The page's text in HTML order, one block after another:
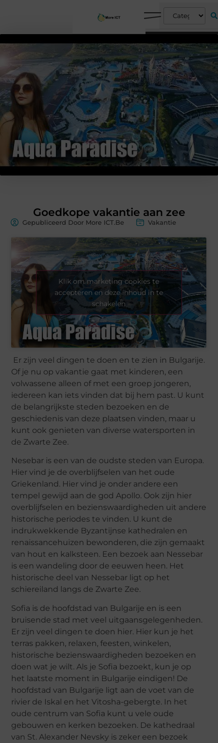
Goedkope vakantie aan zee
Gepubliceerd Door More ICT.Be Vakantie
Klik om marketing cookies te
accepteren en deze inhoud in te
schakelen
Er zijn veel dingen te doen en te zien in Bulgarije.
Of je nu op vakantie gaat met kinderen, een
volwassene alleen of met een groep jongeren,
iedereen kan iets vinden dat bij hem past. U kunt
de belangrijkste steden bezoeken en de
geschiedenis van deze plaatsen vinden, maar u
kunt ook genieten van diverse watersporten in
de Zwarte Zee.
Nesebar is een van de oudste steden van Europa.
Hier vind je de overblijfselen van het oude
Griekenland. Hier vind je onder andere een
tempel gewijd aan de god Apollo. Ook zijn hier
overblijfselen en bezienswaardigheden uit andere
historische periodes te vinden. U kunt de
indrukwekkende Byzantijnse kathedralen en
renaissancehuizen bewonderen, die zijn gemaakt
van hout en kalksteen. Een bezoek aan Nessebar
is een wandeling door de eeuwen heen. Het
historische deel van Nessebar ligt op het
schiereiland langs de Zwarte Zee.
Sofia is de hoofdstad van Bulgarije en is een
bruisende stad met veel uitgaansgelegenheden.
Er zijn veel dingen te doen hier. Hier kun je het
terras pakken, relaxen, feesten, winkelen,
historische bezienswaardigheden bezoeken en
doen wat je wilt. Als je Sofia bezoekt, kun je op
het laatste moment in Bulgarije eindigen! De
hoofdstad van Bulgarije ligt aan de voet van de
rivier de Iskal en het Vitosha-gebergte. In het
oude centrum van Sofia kunt u vele oude
gebouwen en kerken bezoeken. De kathedraal
van St. Alexander Nevsky is zeker een bezoek